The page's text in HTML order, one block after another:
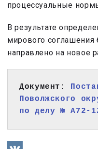
процессуальные
В результате
мирового
направлено на новое
Документ:
Поволжского
по делу № А72-